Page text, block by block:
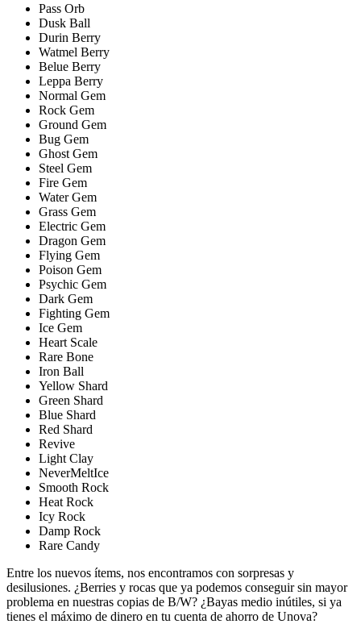
Pass Orb
Dusk Ball
Durin Berry
Watmel Berry
Belue Berry
Leppa Berry
Normal Gem
Rock Gem
Ground Gem
Bug Gem
Ghost Gem
Steel Gem
Fire Gem
Water Gem
Grass Gem
Electric Gem
Dragon Gem
Flying Gem
Poison Gem
Psychic Gem
Dark Gem
Fighting Gem
Ice Gem
Heart Scale
Rare Bone
Iron Ball
Yellow Shard
Green Shard
Blue Shard
Red Shard
Revive
Light Clay
NeverMeltIce
Smooth Rock
Heat Rock
Icy Rock
Damp Rock
Rare Candy
Entre los nuevos ítems, nos encontramos con sorpresas y
desilusiones. ¿Berries y rocas que ya podemos conseguir sin mayor
problema en nuestras copias de B/W? ¿Bayas medio inútiles, si ya
tienes el máximo de dinero en tu cuenta de ahorro de Unova?